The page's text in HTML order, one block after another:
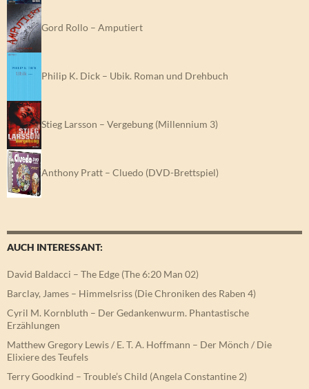
Gord Rollo – Amputiert
Philip K. Dick – Ubik. Roman und Drehbuch
Stieg Larsson – Vergebung (Millennium 3)
Anthony Pratt – Cluedo (DVD-Brettspiel)
AUCH INTERESSANT:
David Baldacci – The Edge (The 6:20 Man 02)
Barclay, James – Himmelsriss (Die Chroniken des Raben 4)
Cyril M. Kornbluth – Der Gedankenwurm. Phantastische
Erzählungen
Matthew Gregory Lewis / E. T. A. Hoffmann – Der Mönch / Die
Elixiere des Teufels
Terry Goodkind – Trouble’s Child (Angela Constantine 2)